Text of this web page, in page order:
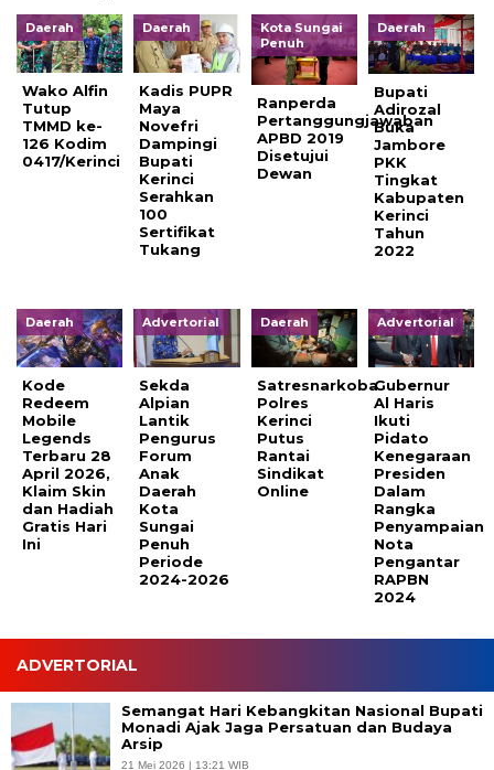
Daerah
Wako Alfin
Tutup
TMMD ke-
126 Kodim
0417/Kerinci
Daerah
Kadis PUPR
Maya
Novefri
Dampingi
Bupati
Kerinci
Serahkan
100
Sertifikat
Tukang
Kota Sungai
Penuh
Ranperda
Pertanggungjawaban
APBD 2019
Disetujui
Dewan
Daerah
Bupati
Adirozal
Buka
Jambore
PKK
Tingkat
Kabupaten
Kerinci
Tahun
2022
Daerah
Kode
Redeem
Mobile
Legends
Terbaru 28
April 2026,
Klaim Skin
dan Hadiah
Gratis Hari
Ini
Advertorial
Sekda
Alpian
Lantik
Pengurus
Forum
Anak
Daerah
Kota
Sungai
Penuh
Periode
2024-2026
Daerah
Satresnarkoba
Polres
Kerinci
Putus
Rantai
Sindikat
Online
Advertorial
Gubernur
Al Haris
Ikuti
Pidato
Kenegaraan
Presiden
Dalam
Rangka
Penyampaian
Nota
Pengantar
RAPBN
2024
ADVERTORIAL
Semangat Hari Kebangkitan Nasional Bupati
Monadi Ajak Jaga Persatuan dan Budaya
Arsip
21 Mei 2026 | 13:21 WIB